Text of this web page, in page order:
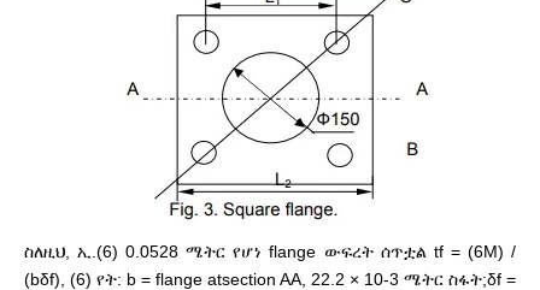
ስለዚህ, ኢ.(6) 0.0528 ሜትር የሆነ flange ውፍረት ሰጥቷል tf = (6M) /
(bδf), (6) የት: b = flange atsection AA, 22.2 × 10-3 ሜትር ስፋት;δf =